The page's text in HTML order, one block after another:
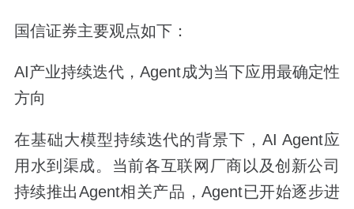
国信证券主要观点如下：
AI产业持续迭代，Agent成为当下应用最确定性
方向
在基础大模型持续迭代的背景下，AI Agent应
用水到渠成。当前各互联网厂商以及创新公司
持续推出Agent相关产品，Agent已开始逐步进